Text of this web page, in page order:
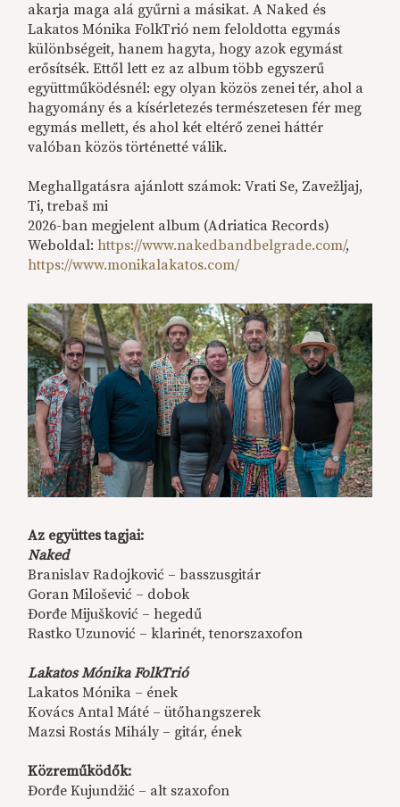
akarja maga alá gyűrni a másikat. A Naked és
Lakatos Mónika FolkTrió nem feloldotta egymás
különbségeit, hanem hagyta, hogy azok egymást
erősítsék. Ettől lett ez az album több egyszerű
együttműködésnél: egy olyan közös zenei tér, ahol a
hagyomány és a kísérletezés természetesen fér meg
egymás mellett, és ahol két eltérő zenei háttér
valóban közös történetté válik.
Meghallgatásra ajánlott számok: Vrati Se, Zavežljaj,
Ti, trebaš mi
2026-ban megjelent album (Adriatica Records)
Weboldal:https://www.nakedbandbelgrade.com/,
https://www.monikalakatos.com/
Az együttes tagjai:
Naked
Branislav Radojković – basszusgitár
Goran Milošević – dobok
Đorđe Mijušković – hegedű
Rastko Uzunović – klarinét, tenorszaxofon
Lakatos Mónika FolkTrió
Lakatos Mónika – ének
Kovács Antal Máté – ütőhangszerek
Mazsi Rostás Mihály – gitár, ének
Közreműködők:
Đorđe Kujundžić – alt szaxofon